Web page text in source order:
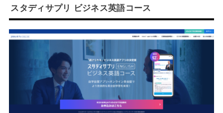
スタディサプリ ビジネス英語コース